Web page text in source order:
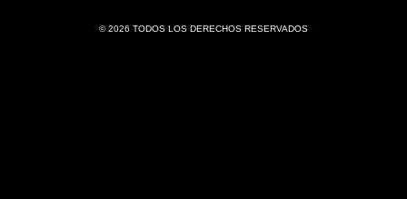
© 2026 TODOS LOS DERECHOS RESERVADOS